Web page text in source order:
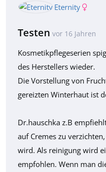
Eternity
Testen vor 16 Jahren
Kosmetikpflegeserien
des Herstellers wieder.
Die Vorstellung von
gereizten Winterhaut ist
Dr.hauschka z.B
auf Cremes zu
wird. Als reinigung wird
empfohlen. Wenn man